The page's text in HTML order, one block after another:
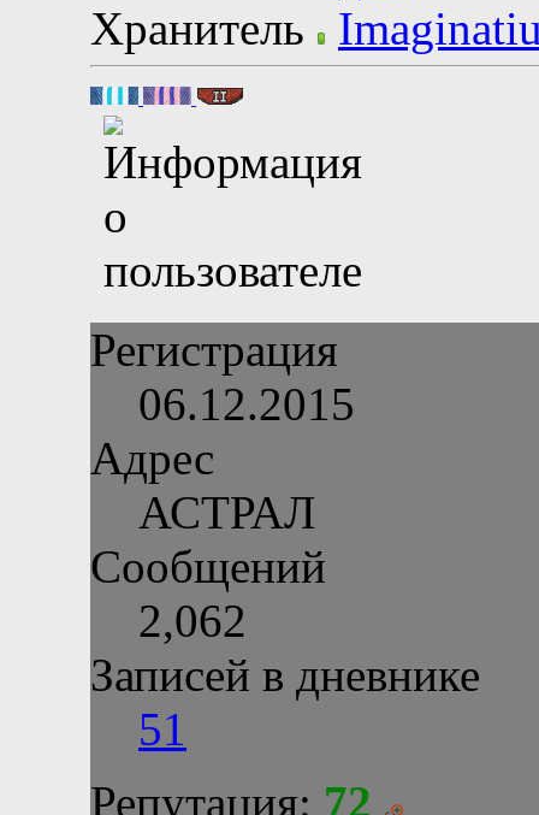
Хранитель
Регистрация
06.12.2015
Адрес
АСТРАЛ
Сообщений
2,062
Записей в дневнике
51
Репутация: 72